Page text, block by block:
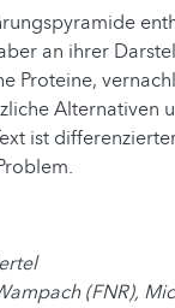
an ihrer
Proteine,
Alternativen
ist
(FNR),